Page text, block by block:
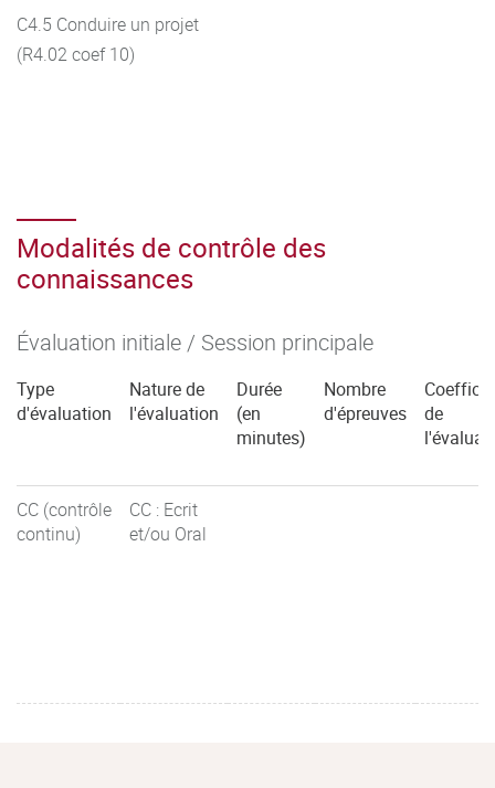
C4.5 Conduire un projet
(R4.02 coef 10)
Modalités de contrôle des
connaissances
Évaluation initiale / Session principale
Type
d'évaluation
Nature de
l'évaluation
Durée
(en
minutes)
Nombre
d'épreuves
de
CC (contrôle
continu)
CC : Ecrit
et/ou Oral